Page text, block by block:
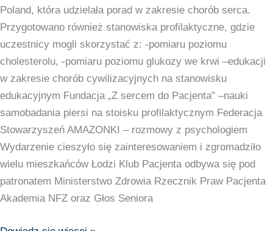
Poland, która udzielała porad w zakresie chorób serca.
Przygotowano również stanowiska profilaktyczne, gdzie
uczestnicy mogli skorzystać z: -pomiaru poziomu
cholesterolu, -pomiaru poziomu glukozy we krwi –edukacji
w zakresie chorób cywilizacyjnych na stanowisku
edukacyjnym Fundacja „Z sercem do Pacjenta” –nauki
samobadania piersi na stoisku profilaktycznym Federacja
Stowarzyszeń AMAZONKI – rozmowy z psychologiem
Wydarzenie cieszyło się zainteresowaniem i zgromadziło
wielu mieszkańców Łodzi Klub Pacjenta odbywa się pod
patronatem Ministerstwo Zdrowia Rzecznik Praw Pacjenta
Akademia NFZ oraz Głos Seniora